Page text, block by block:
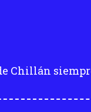
Chillán